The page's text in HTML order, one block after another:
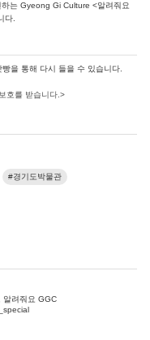
는 Gyeong Gi Culture <알려줘요
다.
을 통해 다시 들을 수 있습니다.
호를 받습니다.>
경기도박물관
알려줘요 GGC